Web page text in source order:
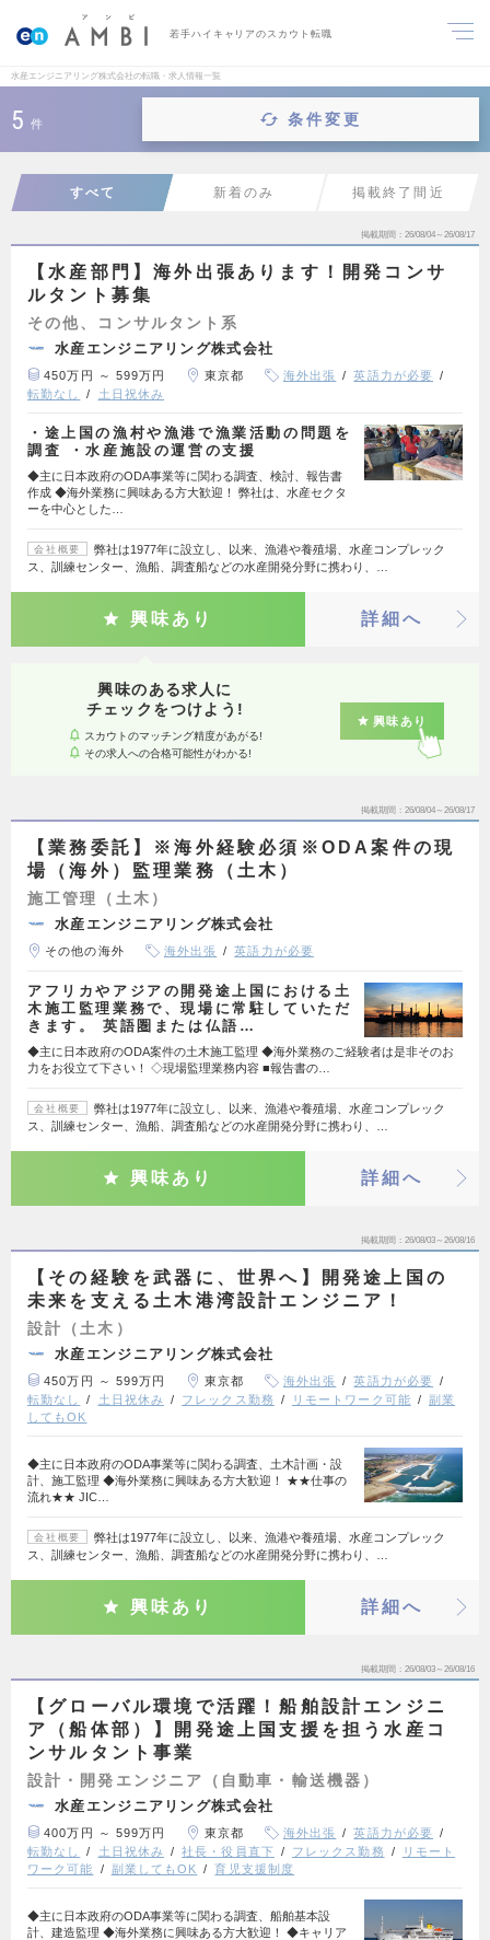
若手ハイキャリアのスカウト転職
水産エンジニアリング株式会社の転職・求人情報一覧
5 件 条件変更
すべて 新着のみ 掲載終了間近
掲載期間 26/08/04～26/08/17
【水産部門】海外出張あります！開発コンサ
ルタント募集
その他、コンサルタント系
水産エンジニアリング株式会社
450万円 ～ 599万円 東京都 海外出張
英語力が必要
転勤なし
土日祝休み
・途上国の漁村や漁港で漁業活動の問題を
調査 ・水産施設の運営の支援
◆主に日本政府のODA事業等に関わる調査、検討、報告書
作成 ◆海外業務に興味ある方大歓迎！ 弊社は、水産セクタ
ーを中心とした…
会社概要
弊社は1977年に設立し、以来、漁港や養殖場、水産コンプレック
ス、訓練センター、漁船、調査船などの水産開発分野に携わり、…
興味あり 詳細へ
興味のある求人に
チェックをつけよう!
スカウトのマッチング精度があがる!
その求人への合格可能性がわかる!
興味あり
掲載期間 26/08/04～26/08/17
【業務委託】※海外経験必須※ODA案件の現
場（海外）監理業務（土木）
施工管理（土木）
水産エンジニアリング株式会社
その他の海外 海外出張 英語力が必要
アフリカやアジアの開発途上国における土
木施工監理業務で、現場に常駐していただ
きます。 英語圏または仏語…
◆主に日本政府のODA案件の土木施工監理 ◆海外業務のご経験者は是非そのお
力をお役立て下さい！ ◇現場監理業務内容 ■報告書の…
会社概要
弊社は1977年に設立し、以来、漁港や養殖場、水産コンプレック
ス、訓練センター、漁船、調査船などの水産開発分野に携わり、…
興味あり 詳細へ
掲載期間 26/08/03～26/08/16
【その経験を武器に、世界へ】開発途上国の
未来を支える土木港湾設計エンジニア！
設計（土木）
水産エンジニアリング株式会社
450万円 ～ 599万円 東京都 海外出張
英語力が必要
転勤なし
土日祝休み フレックス勤務 リモートワーク可能
副業
してもOK
◆主に日本政府のODA事業等に関わる調査、土木計画・設
計、施工監理 ◆海外業務に興味ある方大歓迎！ ★★仕事の
流れ★★ JIC…
会社概要
弊社は1977年に設立し、以来、漁港や養殖場、水産コンプレック
ス、訓練センター、漁船、調査船などの水産開発分野に携わり、…
興味あり 詳細へ
掲載期間 26/08/03～26/08/16
【グローバル環境で活躍！船舶設計エンジニ
ア（船体部）】開発途上国支援を担う水産コ
ンサルタント事業
設計・開発エンジニア（自動車・輸送機器）
水産エンジニアリング株式会社
400万円 ～ 599万円 東京都 海外出張
英語力が必要
転勤なし
土日祝休み 社長・役員直下 フレックス勤務
リモート
ワーク可能
副業してもOK 育児支援制度
◆主に日本政府のODA事業等に関わる調査、船舶基本設
計、建造監理 ◆海外業務に興味ある方大歓迎！ ◆キャリア